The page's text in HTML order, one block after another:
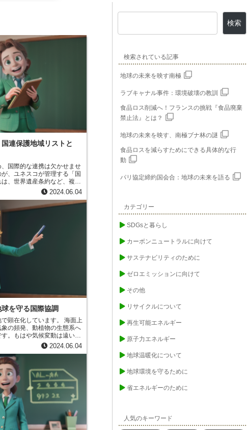
連保護地域リストと
国際的な連携は欠かせませ
、ユネスコが管理する「国
、世界遺産条約など、複数
き、国際的な保護の対象とな
集め、より効果的な保護活
は、厳しい審査基準をクリ
保全にとって重要な地域で
ンの熱
ィ国立公園など、かけがえ
。国連保護地域リストは、
ぐ、重要な役割を担ってい
2024.06.04
を守る国際協調
顕在化しています。 海面上
の頻発、動植物の生態系へ
。もはや気候変動は遠い未
直面する現実の脅威と言える
上で生きていくためには、
に取り組む「緩和策」と同
動の影響に対して柔軟に対
要があります。世界適応ネ
策」に焦点を当て、国際社
要な枠組みを提供していま
2024.06.04
検索
検索されている記事
地球の未来を映す南極
ラブキャナル事件：環境破壊の教訓
食品ロス削減へ！フランスの挑戦『食品廃棄
禁止法』とは？
地球の未来を映す、南極ブナ林の謎
食品ロスを減らすためにできる具体的な行
動
パリ協定締約国会合：地球の未来を語る
カテゴリー
SDGsと暮らし
カーボンニュートラルに向けて
サステナビリティのために
ゼロエミッションに向けて
その他
リサイクルについて
再生可能エネルギー
原子力エネルギー
地球温暖化について
地球環境を守るために
省エネルギーのために
人気のキーワード